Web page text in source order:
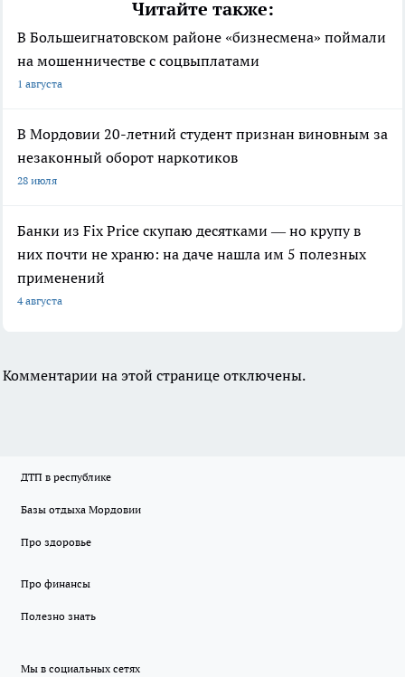
Читайте также:
В Большеигнатовском районе «бизнесмена» поймали
на мошенничестве с соцвыплатами
1 августа
В Мордовии 20-летний студент признан виновным за
незаконный оборот наркотиков
28 июля
Банки из Fix Price скупаю десятками — но крупу в
них почти не храню: на даче нашла им 5 полезных
применений
4 августа
Комментарии на этой странице отключены.
ДТП в республике
Базы отдыха Мордовии
Про здоровье
Про финансы
Полезно знать
Мы в социальных сетях